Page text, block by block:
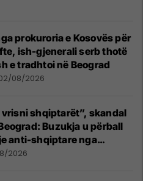
prokuroria e Kosovës për
ish-gjenerali serb thotë
e tradhtoi në Beograd
08/2026
shqiptarët”, skandal
Buzukja u përball
anti-shqiptare nga
2026